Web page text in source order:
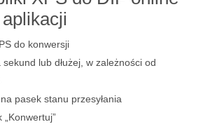
do konwersji
sekund lub dłużej, w zależności od
pasek stanu przesyłania
„Konwertuj”